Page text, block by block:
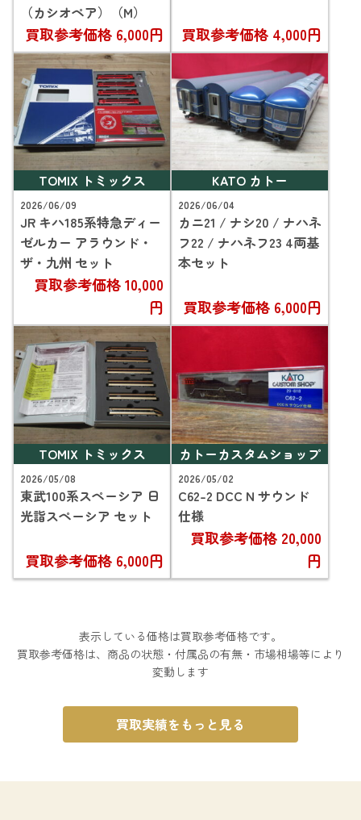
（カシオペア）（M）
買取参考価格 6,000円 買取参考価格 4,000円
TOMIX トミックス
2026/06/09
JR キハ185系特急ディー
ゼルカー アラウンド・
ザ・九州 セット
買取参考価格10,000
円
KATO カトー
2026/06/04
カニ21 / ナシ20 / ナハネ
フ22 / ナハネフ23 4両基
本セット
買取参考価格 6,000円
TOMIX トミックス
2026/05/08
東武100系スペーシア 日
光詣スペーシア セット
買取参考価格 6,000円
カトーカスタムショップ
2026/05/02
C62-2 DCC N サウンド
仕様
買取参考価格 20,000
円
表示している価格は買取参考価格です。
買取参考価格は、商品の状態・付属品の有無・市場相場等により
変動します
買取実績をもっと見る